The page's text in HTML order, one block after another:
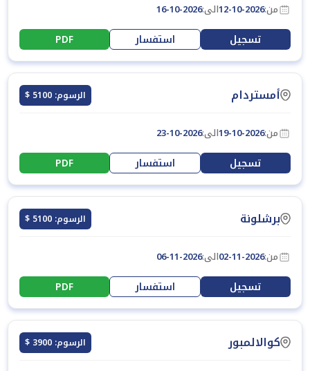
من:12-10-2026الى:16-10-2026
تسجيل استفسار PDF
أمستردام الرسوم: 5100 $
من:19-10-2026الى:23-10-2026
تسجيل استفسار PDF
برشلونة الرسوم: 5100 $
من:02-11-2026الى:06-11-2026
تسجيل استفسار PDF
كوالالمبور الرسوم: 3900 $